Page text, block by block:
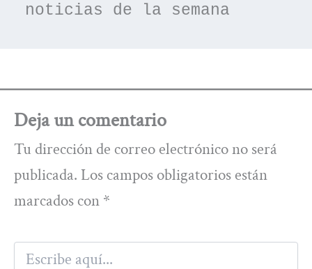
noticias de la semana
Deja un comentario
Tu dirección de correo electrónico no será
publicada. Los campos obligatorios están
marcados con *
Escribe
aquí...